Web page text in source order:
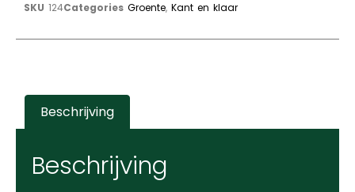
SKU 124Categories Groente, Kant en klaar
Beschrijving
Beschrijving